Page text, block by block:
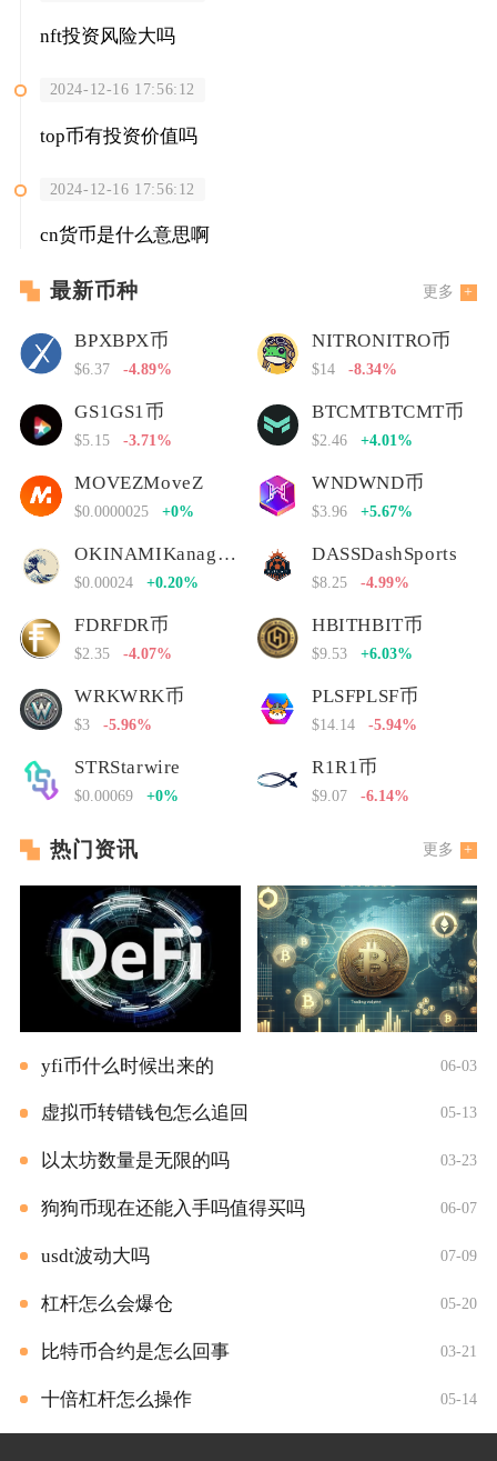
nft投资风险大吗
2024-12-16 17:56:12
top币有投资价值吗
2024-12-16 17:56:12
cn货币是什么意思啊
最新币种 更多
BPXBPX币
$6.37 -4.89%
NITRONITRO币
$14 -8.34%
GS1GS1币
$5.15 -3.71%
BTCMTBTCMT币
$2.46 +4.01%
MOVEZMoveZ
$0.0000025 +0%
WNDWND币
$3.96 +5.67%
OKINAMIKanagawa Nami
$0.00024 +0.20%
DASSDashSports
$8.25 -4.99%
FDRFDR币
$2.35 -4.07%
HBITHBIT币
$9.53 +6.03%
WRKWRK币
$3 -5.96%
PLSFPLSF币
$14.14 -5.94%
STRStarwire
$0.00069 +0%
R1R1币
$9.07 -6.14%
热门资讯 更多
yfi币什么时候出来的 06-03
虚拟币转错钱包怎么追回 05-13
以太坊数量是无限的吗 03-23
狗狗币现在还能入手吗值得买吗 06-07
usdt波动大吗 07-09
杠杆怎么会爆仓 05-20
比特币合约是怎么回事 03-21
十倍杠杆怎么操作 05-14